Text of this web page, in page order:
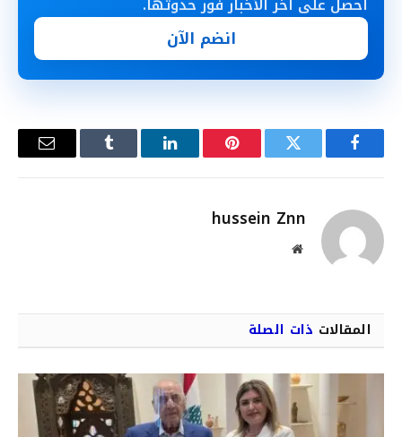
انضم الآن
فيسبوك تويتر بينتيريستلينكدإن Tumblr
البريد
hussein Znn
موقع
المقالات ذات الصلة